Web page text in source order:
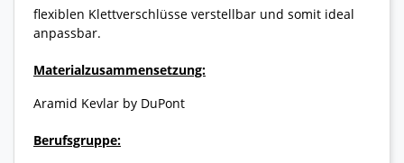
flexiblen Klettverschlüsse verstellbar und somit ideal
anpassbar.
Materialzusammensetzung:
Aramid Kevlar by DuPont
Berufsgruppe: